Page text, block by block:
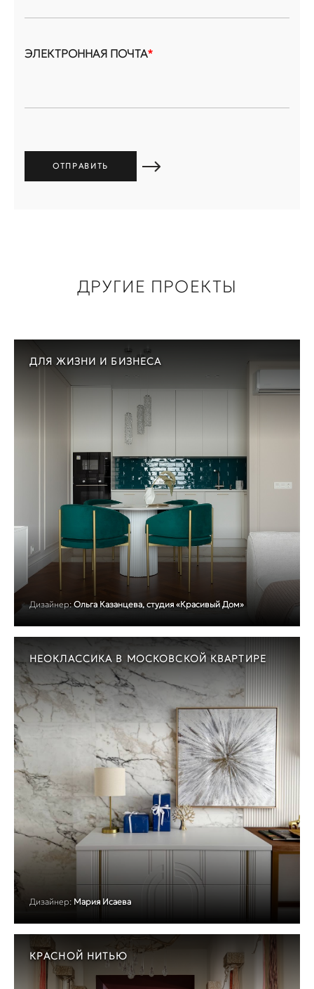
ЭЛЕКТРОННАЯ ПОЧТА*
ДРУГИЕ ПРОЕКТЫ
ДЛЯ ЖИЗНИ И БИЗНЕСА
Дизайнер: Ольга Казанцева, студия «Красивый Дом»
НЕОКЛАССИКА В МОСКОВСКОЙ КВАРТИРЕ
Дизайнер: Мария Исаева
КРАСНОЙ НИТЬЮ